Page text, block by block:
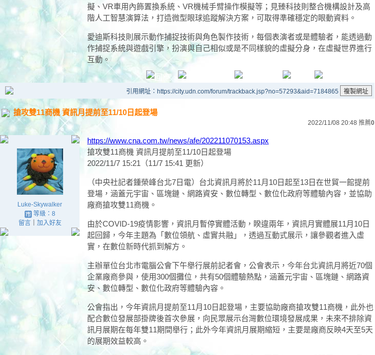
擬、VR車用內飾置換系統、VR機械手臂操作模擬等；見臻科技則整合機構設計及高
階人工智慧演算法，打造微型眼球追蹤解決方案，可取得準確穩定的眼動資料。
愛迪斯科技則展示動作捕捉技術與角色製作技術，每個表演者或是體驗者，能透過動
作捕捉系統與遊戲引擎，扮演與自己相似或是不同樣貌的虛擬分身，在虛擬世界進行
互動。
引用網址：https://city.udn.com/forum/trackback.jsp?no=57293&aid=7184865
搶攻雙11商機 資訊月提前至11/10日起登場
2022/11/08 20:48 推薦0
Luke-Skywalker
等級：8
留言｜ 加入好友
https://www.cna.com.tw/news/afe/202211070153.aspx
搶攻雙11商機 資訊月提前至11/10日起登場
2022/11/7 15:21（11/7 15:41 更新）
（中央社記者鍾榮峰台北7日電）台北資訊月將於11月10日起至13日在世貿一館提前
登場，涵蓋元宇宙、區塊鏈、網路資安、數位轉型、數位化政府等體驗內容，並協助
廠商搶攻雙11商機。
由於COVID-19疫情影響，資訊月暫停實體活動，睽違兩年，資訊月實體展11月10日
起回歸，今年主題為「數位領航、虛實共融」，透過互動式展示，讓參觀者進入虛
實，在數位新時代抓到解方。
主辦單位台北市電腦公會下午舉行展前記者會，公會表示，今年台北資訊月將近70個
企業廠商參與，使用300個攤位，共有50個體驗熱點，涵蓋元宇宙、區塊鏈、網路資
安、數位轉型、數位化政府等體驗內容。
公會指出，今年資訊月提前至11月10日起登場，主要協助廠商搶攻雙11商機，此外也
配合數位發展部掛牌後首次參展，向民眾展示台灣數位環境發展成果，未來不排除資
訊月展期在每年雙11期間舉行；此外今年資訊月展期縮短，主要是廠商反映4天至5天
的展期效益較高。